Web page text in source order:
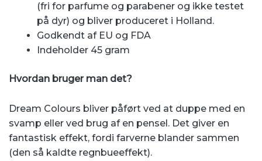
(fri for parfume og parabener og ikke testet
på dyr) og bliver produceret i Holland.
Godkendt af EU og FDA
Indeholder 45 gram
Hvordan bruger man det?
Dream Colours bliver påført ved at duppe med en
svamp eller ved brug af en pensel. Det giver en
fantastisk effekt, fordi farverne blander sammen
(den så kaldte regnbueeffekt).